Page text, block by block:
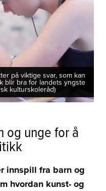
på viktige svar, som kan
blir bra for landets yngste
kulturskoleråd)
og unge for å
innspill fra barn og
hvordan kunst- og